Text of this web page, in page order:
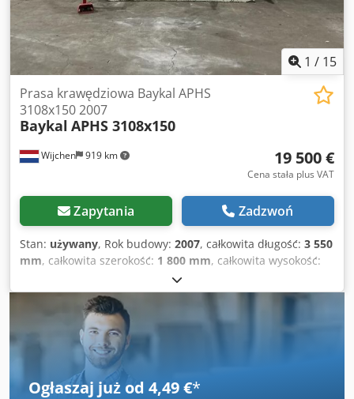
1 / 15
Wijchen 919 km
Prasa krawędziowa Baykal APHS
3108x150 2007
Baykal APHS 3108x150
19 500 €
Cena stała plus VAT
Zapytania Zadzwoń
Stan: używany, Rok budowy: 2007, całkowita długość: 3 550
mm, całkowita szerokość: 1 800 mm, całkowita wysokość:
, Kolor: Szary Waga: 10.000 kg - Rok produkcji:
2007 - Dostępna dokumentacja: Tak - Oznakowanie CE: Tak
- Certyfikat CE: Tak - Numer seryjny: 11520 - Sterowanie:
CNC - Marka systemu sterowania: Baykal - Typ systemu
sterowania: EC4-CNC - Moc [kW]: 11,0 - Liczba osi [szt.]: 3:
Y1+Y2+X - Siła nacisku [ton]: 150 - Maks. szerokość robocza
[mm]: 3100 - Rozstaw stojaków [mm]: 2550 - Maks. skok
[mm]: 260 - System bomberowania: sterowany CNC -
Ogłaszaj już od 4,49 €*